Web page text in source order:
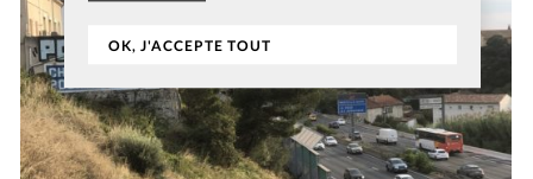
OK, J'ACCEPTE TOUT